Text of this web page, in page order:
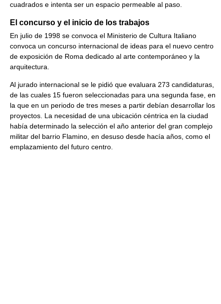
cuadrados e intenta ser un espacio permeable al paso.
El concurso y el inicio de los trabajos
En julio de 1998 se convoca el Ministerio de Cultura Italiano
convoca un concurso internacional de ideas para el nuevo centro
de exposición de Roma dedicado al arte contemporáneo y la
arquitectura.
Al jurado internacional se le pidió que evaluara 273 candidaturas,
de las cuales 15 fueron seleccionadas para una segunda fase, en
la que en un periodo de tres meses a partir debían desarrollar los
proyectos. La necesidad de una ubicación céntrica en la ciudad
había determinado la selección el año anterior del gran complejo
militar del barrio Flamino, en desuso desde hacía años, como el
emplazamiento del futuro centro.